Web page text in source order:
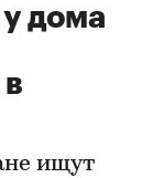
дома
ищут